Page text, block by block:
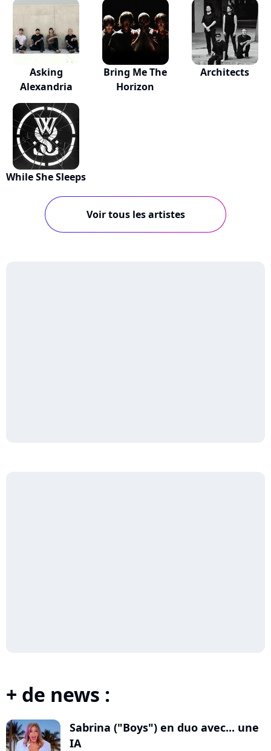
Asking
Alexandria
Bring Me The
Horizon
Architects
While She Sleeps
Voir tous les artistes
+ de news :
Sabrina ("Boys") en duo avec... une
IA